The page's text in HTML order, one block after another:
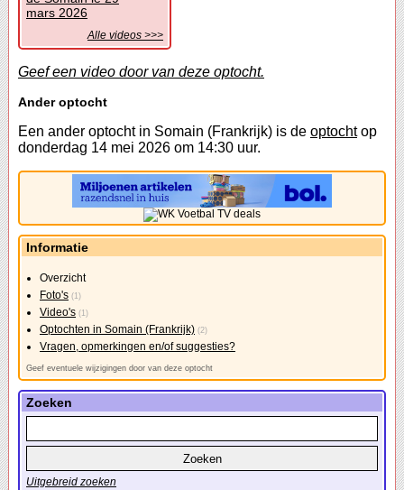
mars 2026
Alle videos >>>
Geef een video door van deze optocht.
Ander optocht
Een ander optocht in Somain (Frankrijk) is de optochtop
donderdag 14 mei 2026 om 14:30 uur.
Informatie
Overzicht
Foto's (1)
Video's (1)
Optochten in Somain (Frankrijk) (2)
Vragen, opmerkingen en/of suggesties?
Geef eventuele wijzigingen door van deze optocht
Zoeken
Uitgebreid zoeken